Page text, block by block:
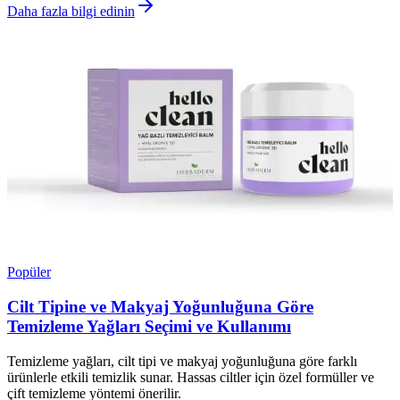
Daha fazla bilgi edinin
Popüler
Cilt Tipine ve Makyaj Yoğunluğuna Göre
Temizleme Yağları Seçimi ve Kullanımı
Temizleme yağları, cilt tipi ve makyaj yoğunluğuna göre farklı
ürünlerle etkili temizlik sunar. Hassas ciltler için özel formüller ve
çift temizleme yöntemi önerilir.